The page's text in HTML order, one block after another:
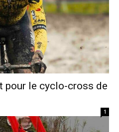
pour le cyclo-cross de
1